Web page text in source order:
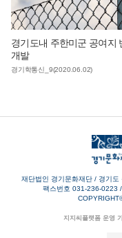
경기도내 주한미군 공여지
개발
경기학통신_9(2020.06.02)
재단법인 경기문화재단 / 경기
팩스번호 031-236-0223 /
지지씨플랫폼 운영